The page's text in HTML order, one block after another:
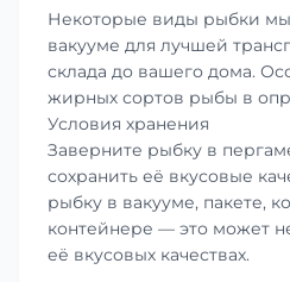
Некоторые виды рыбки
вакууме для лучшей
склада до вашего дома.
жирных сортов рыбы в
Условия хранения
Заверните рыбку в
сохранить её вкусовые
рыбку в вакууме, пакете,
контейнере — это может
её вкусовых качествах.